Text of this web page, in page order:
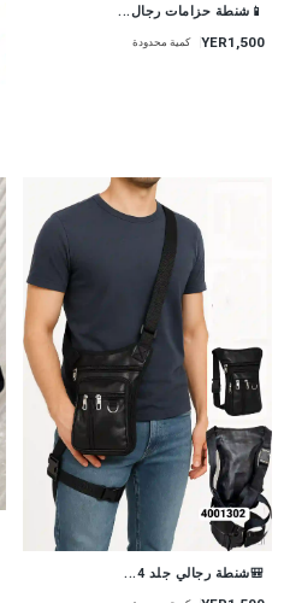
📱شنطة حزامات رجال...
YER1,500 كمية محدودة
🎒شنطة رجالي جلد 4...